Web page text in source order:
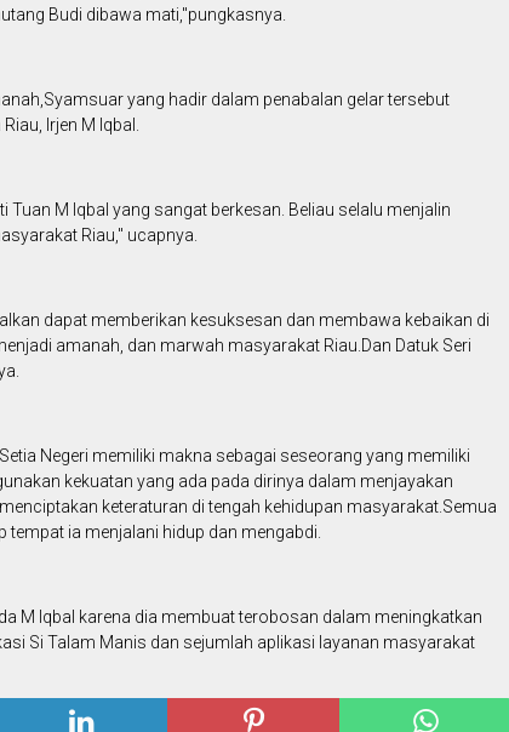
Budi dibawa mati,"pungkasnya.
yang hadir dalam penabalan gelar tersebut
Irjen M Iqbal.
Tuan M Iqbal yang sangat berkesan. Beliau selalu menjalin
Riau," ucapnya.
dapat memberikan kesuksesan dan membawa kebaikan di
amanah, dan marwah masyarakat Riau.Dan Datuk Seri
Negeri memiliki makna sebagai seseorang yang memiliki
kekuatan yang ada pada dirinya dalam menjayakan
keteraturan di tengah kehidupan masyarakat.Semua
ia menjalani hidup dan mengabdi.
M Iqbal karena dia membuat terobosan dalam meningkatkan
Si Talam Manis dan sejumlah aplikasi layanan masyarakat